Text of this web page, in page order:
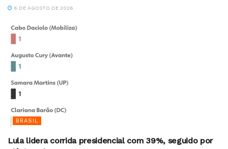
6 DE AGOSTO DE 2026
BRASIL
Lula lidera corrida presidencial com 39%, seguido por